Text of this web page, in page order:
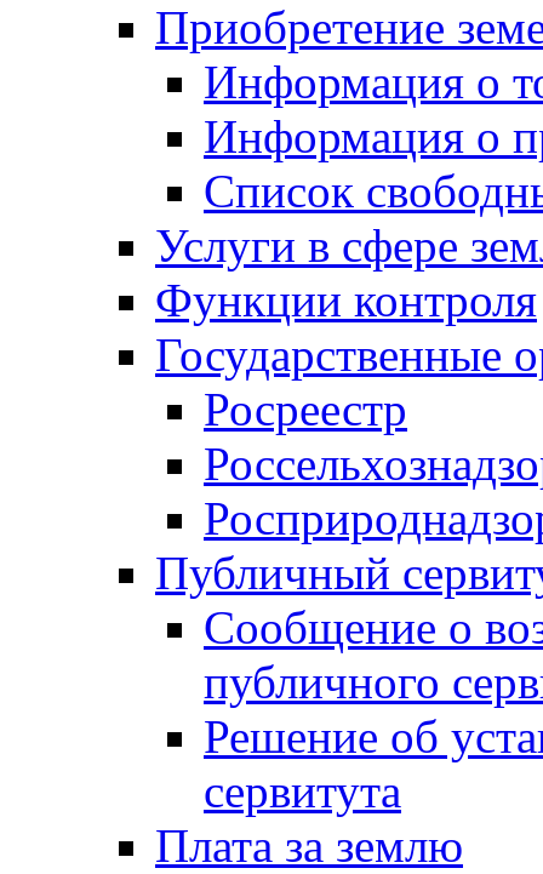
Приобретение
Информация о
Информация о
Список
Услуги в сфере
Функции контроля
Государственные
Росреестр
Публичный
Сообщение о
публичного
Решение об
сервитута
Плата за землю